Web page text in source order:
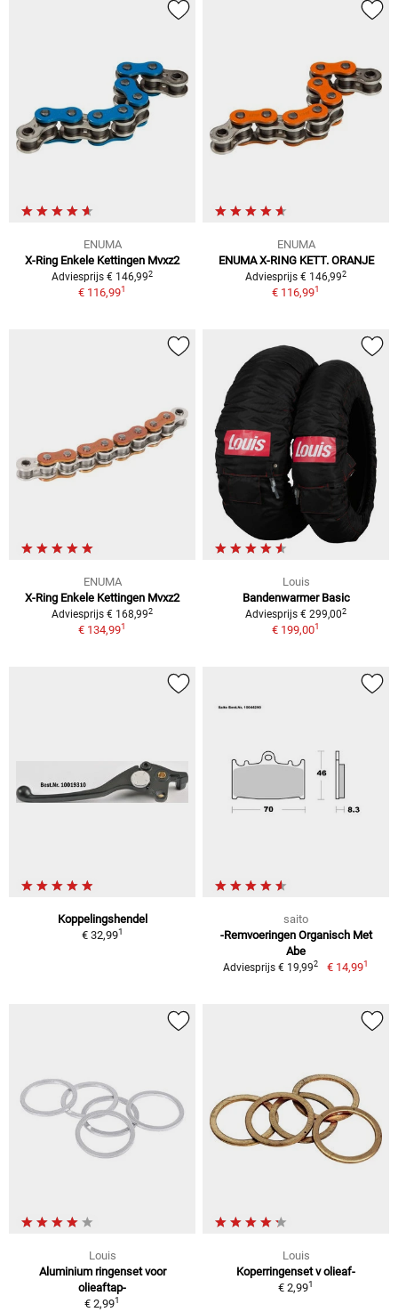
ENUMA
X-Ring Enkele Kettingen Mvxz2
Adviesprijs € 146,992
€ 116,991
ENUMA
ENUMA X-RING KETT. ORANJE
Adviesprijs € 146,992
€ 116,991
ENUMA
X-Ring Enkele Kettingen Mvxz2
Adviesprijs € 168,992
€ 134,991
Louis
Bandenwarmer Basic
Adviesprijs € 299,002
€ 199,001
Koppelingshendel
€ 32,991
saito
-Remvoeringen Organisch Met
Abe
Adviesprijs € 19,992 € 14,991
Louis
Aluminium ringenset voor
olieaftap-
€ 2,991
Louis
Koperringenset v olieaf-
€ 2,991